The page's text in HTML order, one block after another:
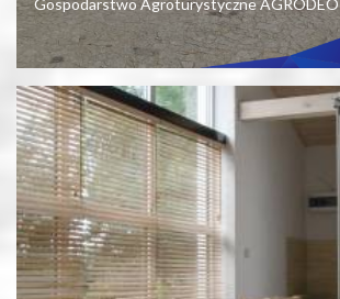
Gospodarstwo Agroturystyczne AGRODEO